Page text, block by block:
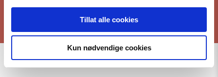
Tillat alle cookies
Kun nødvendige cookies